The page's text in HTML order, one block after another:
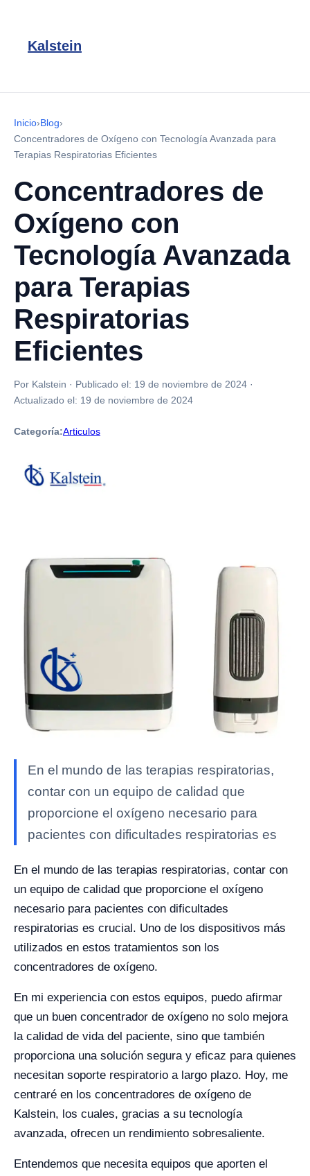
Kalstein
Inicio›Blog›
Concentradores de Oxígeno con Tecnología Avanzada para
Terapias Respiratorias Eficientes
Concentradores de
Oxígeno con
Tecnología Avanzada
para Terapias
Respiratorias
Eficientes
Por Kalstein · Publicado el: 19 de noviembre de 2024 ·
Actualizado el: 19 de noviembre de 2024
Categoría:Articulos
En el mundo de las terapias respiratorias,
contar con un equipo de calidad que
proporcione el oxígeno necesario para
pacientes con dificultades respiratorias es
En el mundo de las terapias respiratorias, contar con
un equipo de calidad que proporcione el oxígeno
necesario para pacientes con dificultades
respiratorias es crucial. Uno de los dispositivos más
utilizados en estos tratamientos son los
concentradores de oxígeno.
En mi experiencia con estos equipos, puedo afirmar
que un buen concentrador de oxígeno no solo mejora
la calidad de vida del paciente, sino que también
proporciona una solución segura y eficaz para quienes
necesitan soporte respiratorio a largo plazo. Hoy, me
centraré en los concentradores de oxígeno de
Kalstein, los cuales, gracias a su tecnología
avanzada, ofrecen un rendimiento sobresaliente.
Entendemos que necesita equipos que aporten el